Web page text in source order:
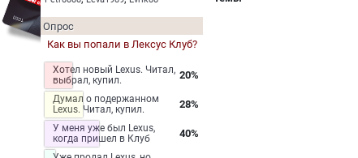
Опрос
Как вы попали в Лексус Клуб?
Хотел новый Lexus. Читал,
выбрал, купил.
20%
Думал о подержанном
Lexus. Читал, купил.
28%
У меня уже был Lexus,
когда пришел в Клуб
40%